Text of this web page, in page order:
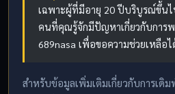
เฉพาะผู้ที่มีอายุ 20 ปีบริบูรณ์ขึ้น
คนที่คุณรู้จักมีปัญหาเกี่ยวกับการ
689nasa เพื่อขอความช่วยเหลือ
สำหรับข้อมูลเพิ่มเติมเกี่ยวกับการเดิ